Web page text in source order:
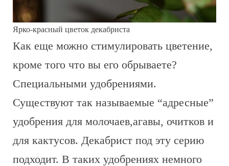
Ярко-красный цветок декабриста
Как еще можно стимулировать цветение,
кроме того что вы его обрываете?
Специальными удобрениями.
Существуют так называемые “адресные”
удобрения для молочаев,агавы, очитков и
для кактусов. Декабрист под эту серию
подходит. В таких удобрениях немного